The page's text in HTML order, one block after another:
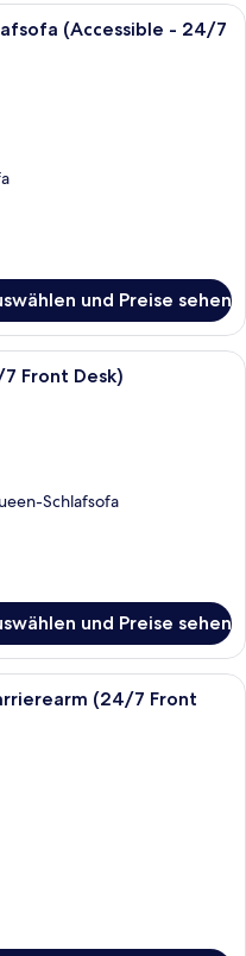
modernes Schlafzimmer mit
(Accessible - 24/7
und Preise sehen
modernes Wohnzimmer mit
Front Desk)
Schlafsofa
und Preise sehen
modernes Hotelzimmer mit Bett,
(24/7 Front